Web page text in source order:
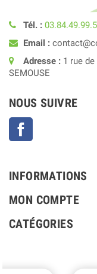
Tél. :
Email :
Adresse : 1 rue
SEMOUSE
NOUS SUIVRE
INFORMATIONS
MON COMPTE
CATÉGORIES